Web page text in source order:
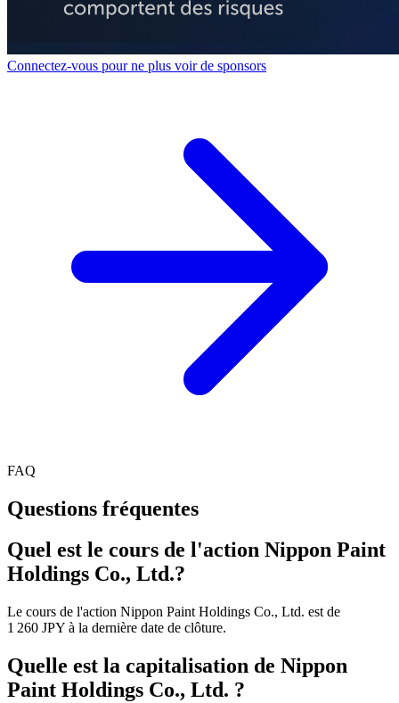
Connectez-vous pour ne plus voir de sponsors
FAQ
Questions fréquentes
Quel est le cours de l'action Nippon Paint
Holdings Co., Ltd.?
Le cours de l'action Nippon Paint Holdings Co., Ltd. est de
1 260 JPY à la dernière date de clôture.
Quelle est la capitalisation de Nippon
Paint Holdings Co., Ltd. ?